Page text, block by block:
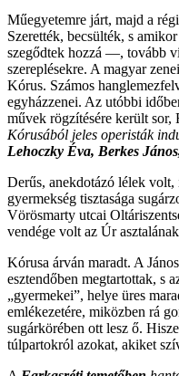
Műegyetemre járt, majd a
Szerették, becsülték, s
szegődtek hozzá —, tovább
szereplésekre. A magyar
Kórus. Számos
egyházzenei. Az utóbbi
művek rögzítésére került sor,
Kórusából jeles operisták
Lehoczky Éva, Berkes
Derűs, anekdotázó lélek
gyermekség tisztasága
Vörösmarty utcai
vendége volt az Úr
Kórusa árván maradt. A
esztendőben megtartottak, s
„gyermekei”, helye üres
emlékezetére, miközben rá
sugárkörében ott lesz ő.
túlpartokról azokat, akiket